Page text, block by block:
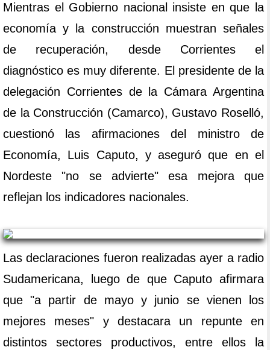
Mientras el Gobierno nacional insiste en que la
economía y la construcción muestran señales
de recuperación, desde Corrientes el
diagnóstico es muy diferente. El presidente de la
delegación Corrientes de la Cámara Argentina
de la Construcción (Camarco), Gustavo Roselló,
cuestionó las afirmaciones del ministro de
Economía, Luis Caputo, y aseguró que en el
Nordeste "no se advierte" esa mejora que
reflejan los indicadores nacionales.
Las declaraciones fueron realizadas ayer a radio
Sudamericana, luego de que Caputo afirmara
que "a partir de mayo y junio se vienen los
mejores meses" y destacara un repunte en
distintos sectores productivos, entre ellos la